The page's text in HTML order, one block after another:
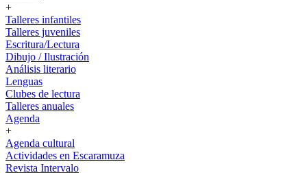
+
Talleres infantiles
Talleres juveniles
Escritura/Lectura
Dibujo / Ilustración
Análisis literario
Lenguas
Clubes de lectura
Talleres anuales
Agenda
+
Agenda cultural
Actividades en Escaramuza
Revista Intervalo